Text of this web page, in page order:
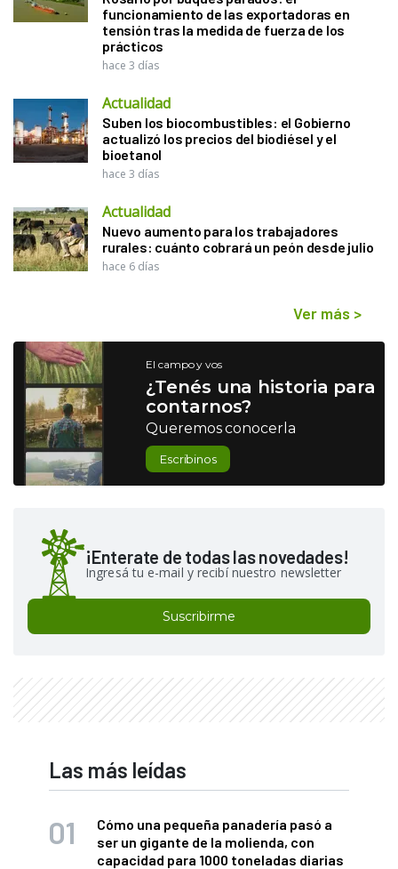
funcionamiento de las exportadoras en
tensión tras la medida de fuerza de los
prácticos
hace 3 días
Actualidad
Suben los biocombustibles: el Gobierno
actualizó los precios del biodiésel y el
bioetanol
hace 3 días
Actualidad
Nuevo aumento para los trabajadores
rurales: cuánto cobrará un peón desde julio
hace 6 días
Ver más >
El campo y vos
¿Tenés una historia para
contarnos?
Queremos conocerla
Escribinos
¡Enterate de todas las novedades!
Ingresá tu e-mail y recibí nuestro newsletter
Suscribirme
Las más leídas
Cómo una pequeña panadería pasó a
ser un gigante de la molienda, con
capacidad para 1000 toneladas diarias